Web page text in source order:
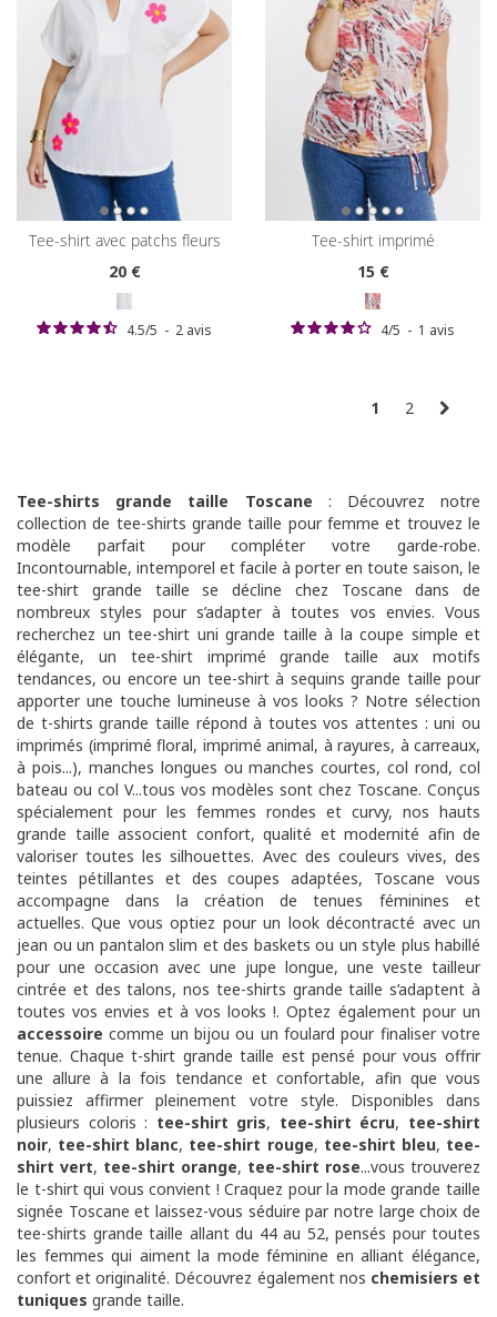
tee-shirt avec patchs fleurs
20€
4.5/5 - 2 avis
tee-shirt imprimé
15€
4/5 - 1 avis
1 2
Tee-shirts grande taille Toscane : Découvrez notre
collection de tee-shirts grande taille pour femme et trouvez le
modèle parfait pour compléter votre garde-robe.
Incontournable, intemporel et facile à porter en toute saison, le
tee-shirt grande taille se décline chez Toscane dans de
nombreux styles pour s’adapter à toutes vos envies. Vous
recherchez un tee-shirt uni grande taille à la coupe simple et
élégante, un tee-shirt imprimé grande taille aux motifs
tendances, ou encore un tee-shirt à sequins grande taille pour
apporter une touche lumineuse à vos looks ? Notre sélection
de t-shirts grande taille répond à toutes vos attentes : uni ou
imprimés (imprimé floral, imprimé animal, à rayures, à carreaux,
à pois...), manches longues ou manches courtes, col rond, col
bateau ou col V...tous vos modèles sont chez Toscane. Conçus
spécialement pour les femmes rondes et curvy, nos hauts
grande taille associent confort, qualité et modernité afin de
valoriser toutes les silhouettes. Avec des couleurs vives, des
teintes pétillantes et des coupes adaptées, Toscane vous
accompagne dans la création de tenues féminines et
actuelles. Que vous optiez pour un look décontracté avec un
jean ou un pantalon slim et des baskets ou un style plus habillé
pour une occasion avec une jupe longue, une veste tailleur
cintrée et des talons, nos tee-shirts grande taille s’adaptent à
toutes vos envies et à vos looks !. Optez également pour un
accessoire comme un bijou ou un foulard pour finaliser votre
tenue. Chaque t-shirt grande taille est pensé pour vous offrir
une allure à la fois tendance et confortable, afin que vous
puissiez affirmer pleinement votre style. Disponibles dans
plusieurs coloris : tee-shirt gris, tee-shirt écru, tee-shirt
noir, tee-shirt blanc, tee-shirt rouge, tee-shirt bleu, tee-
shirt vert, tee-shirt orange, tee-shirt rose...vous trouverez
le t-shirt qui vous convient ! Craquez pour la mode grande taille
signée Toscane et laissez-vous séduire par notre large choix de
tee-shirts grande taille allant du 44 au 52, pensés pour toutes
les femmes qui aiment la mode féminine en alliant élégance,
confort et originalité. Découvrez également nos chemisiers et
tuniques grande taille.